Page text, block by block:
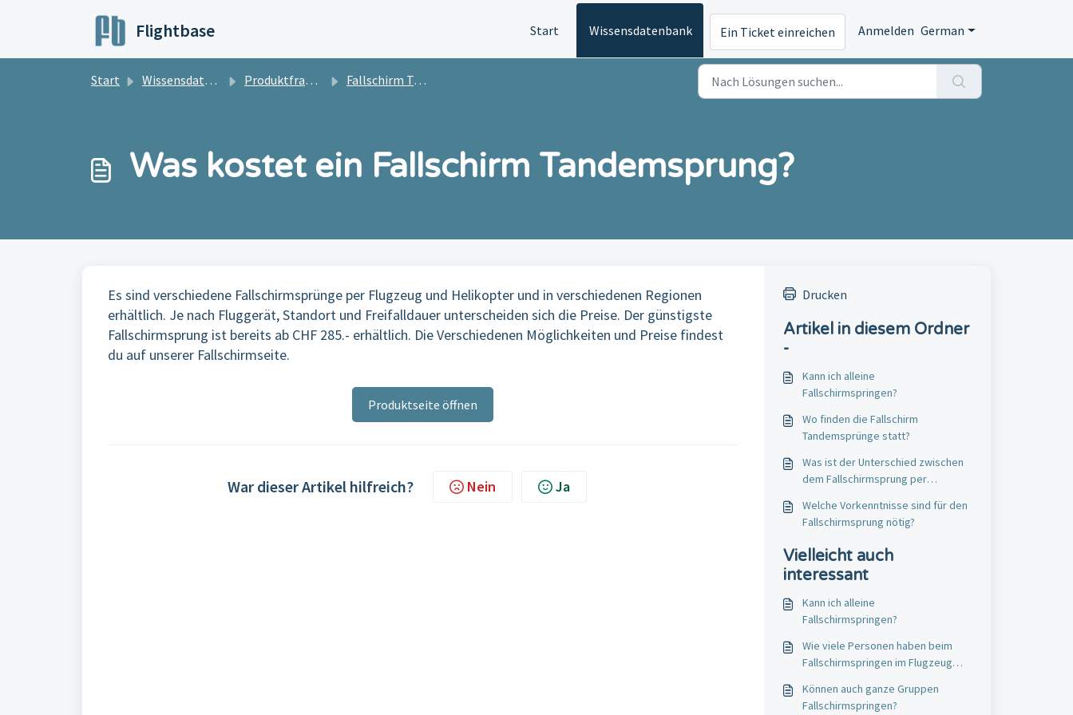
Flightbase Start Wissensdatenbank Ein Ticket einreichen Anmelden German
Start Wissensdatenbank Produktfragen Fallschirm Tandemsprung
Was kostet ein Fallschirm Tandemsprung?
Es sind verschiedene Fallschirmsprünge per Flugzeug und Helikopter und in verschiedenen Regionen
erhältlich. Je nach Fluggerät, Standort und Freifalldauer unterscheiden sich die Preise. Der günstigste
Fallschirmsprung ist bereits ab CHF 285.- erhältlich. Die Verschiedenen Möglichkeiten und Preise findest
du auf unserer Fallschirmseite.
Produktseite öffnen
War dieser Artikel hilfreich? Nein Ja
Drucken
Artikel in diesem Ordner
-
Kann ich alleine
Fallschirmspringen?
Wo finden die Fallschirm
Tandemsprünge statt?
Was ist der Unterschied zwischen
dem Fallschirmsprung per
Welche Vorkenntnisse sind für den
Fallschirmsprung nötig?
Vielleicht auch
interessant
Kann ich alleine
Fallschirmspringen?
Wie viele Personen haben beim
Fallschirmspringen im Flugzeug
Können auch ganze Gruppen
Fallschirmspringen?